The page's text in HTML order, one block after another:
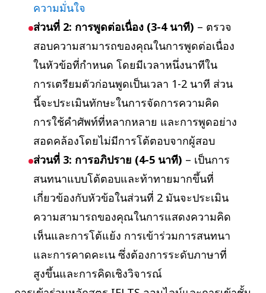
ความมั่นใจ
ส่วนที่ 2: การพูดต่อเนื่อง (3-4 นาที) – ตรวจ
สอบความสามารถของคุณในการพูดต่อเนื่อง
ในหัวข้อที่กำหนด โดยมีเวลาหนึ่งนาทีใน
การเตรียมตัวก่อนพูดเป็นเวลา 1-2 นาที ส่วน
นี้จะประเมินทักษะในการจัดการความคิด
การใช้คำศัพท์ที่หลากหลาย และการพูดอย่าง
สอดคล้องโดยไม่มีการโต้ตอบจากผู้สอบ
ส่วนที่ 3: การอภิปราย (4-5 นาที) – เป็นการ
สนทนาแบบโต้ตอบและท้าทายมากขึ้นที่
เกี่ยวข้องกับหัวข้อในส่วนที่ 2 มันจะประเมิน
ความสามารถของคุณในการแสดงความคิด
เห็นและการโต้แย้ง การเข้าร่วมการสนทนา
และการคาดคะเน ซึ่งต้องการระดับภาษาที่
สูงขึ้นและการคิดเชิงวิจารณ์